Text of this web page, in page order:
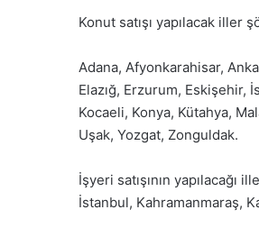
Konut satışı yapılacak iller
Adana, Afyonkarahisar,
Elazığ, Erzurum, Eskişehir,
Kocaeli, Konya, Kütahya,
Uşak, Yozgat, Zonguldak.
İşyeri satışının yapılacağı
İstanbul, Kahramanmaraş,